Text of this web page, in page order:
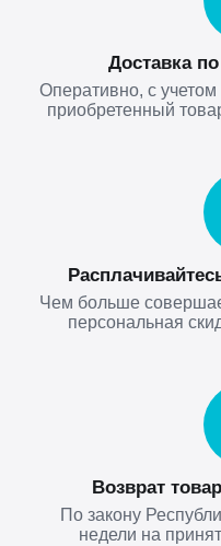
Доставка
Оперативно, с
приобретенный
Чем больше
персональная
Возврат
По закону
недели на